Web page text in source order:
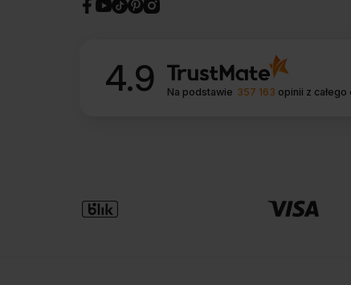
4.9 Na podstawie 357 163 opinii z